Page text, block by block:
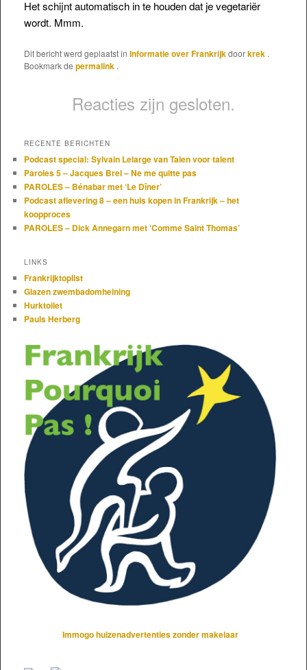
Het schijnt automatisch in te houden dat je vegetariër
wordt. Mmm.
Dit bericht werd geplaatst in Informatie over Frankrijkdoorkrek .
Bookmark de permalink .
Reacties zijn gesloten.
RECENTE BERICHTEN
Podcast special: Sylvain Lelarge van Talen voor talent
Paroles 5 – Jacques Brel – Ne me quitte pas
PAROLES – Bénabar met ‘Le Dîner’
Podcast aflevering 8 – een huis kopen in Frankrijk – het
koopproces
PAROLES – Dick Annegarn met ‘Comme Saint Thomas’
LINKS
Frankrijktoplist
Glazen zwembadomheining
Hurktoilet
Pauls Herberg
Immogo huizenadvertenties zonder makelaar